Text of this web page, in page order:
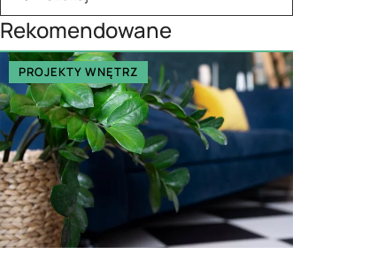
Rekomendowane
PROJEKTY WNĘTRZ